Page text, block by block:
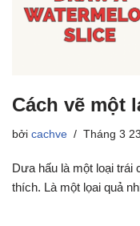
Cách vẽ một
bởi cachve Tháng 3
Dưa hấu là một loại
thích. Là một lọai quả